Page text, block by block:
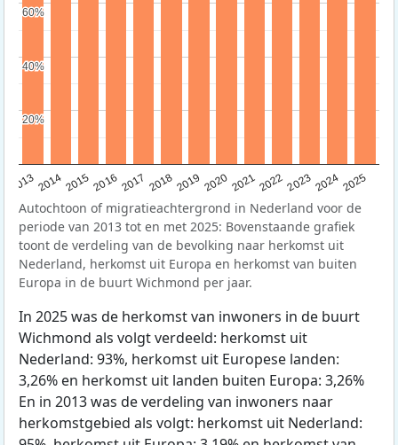
20132014201520162017 20182019 202020212022202320242025
20%
20%
40%
40%
60%
60%
Autochtoon of migratieachtergrond in Nederland voor de
periode van 2013 tot en met 2025: Bovenstaande grafiek
toont de verdeling van de bevolking naar herkomst uit
Nederland, herkomst uit Europa en herkomst van buiten
Europa in de buurt Wichmond per jaar.
In 2025 was de herkomst van inwoners in de buurt
Wichmond als volgt verdeeld: herkomst uit
Nederland: 93%, herkomst uit Europese landen:
3,26% en herkomst uit landen buiten Europa: 3,26%
En in 2013 was de verdeling van inwoners naar
herkomstgebied als volgt: herkomst uit Nederland: